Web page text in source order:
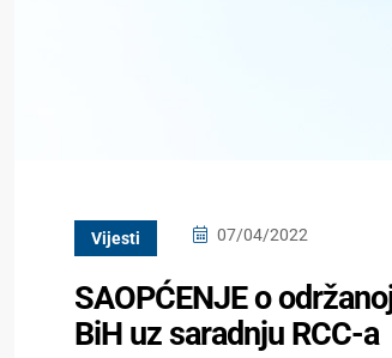
Vijesti 07/04/2022
SAOPĆENJE o
BiH uz saradnju RCC-a